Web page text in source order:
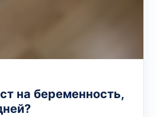
на беременность,